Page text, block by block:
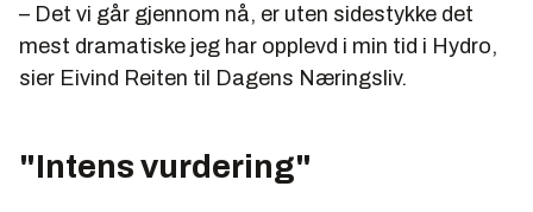
– Det vi går gjennom nå, er uten sidestykke det
mest dramatiske jeg har opplevd i min tid i Hydro,
sier Eivind Reiten til Dagens Næringsliv.
"Intens vurdering"